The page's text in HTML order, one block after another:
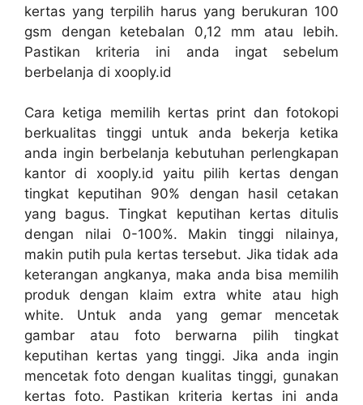
kertas yang terpilih harus yang berukuran 100
gsm dengan ketebalan 0,12 mm atau lebih.
Pastikan kriteria ini anda ingat sebelum
berbelanja di xooply.id
Cara ketiga memilih kertas print dan fotokopi
berkualitas tinggi untuk anda bekerja ketika
anda ingin berbelanja kebutuhan perlengkapan
kantor di xooply.id yaitu pilih kertas dengan
tingkat keputihan 90% dengan hasil cetakan
yang bagus. Tingkat keputihan kertas ditulis
dengan nilai 0-100%. Makin tinggi nilainya,
makin putih pula kertas tersebut. Jika tidak ada
keterangan angkanya, maka anda bisa memilih
produk dengan klaim extra white atau high
white. Untuk anda yang gemar mencetak
gambar atau foto berwarna pilih tingkat
keputihan kertas yang tinggi. Jika anda ingin
mencetak foto dengan kualitas tinggi, gunakan
kertas foto. Pastikan kriteria kertas ini anda